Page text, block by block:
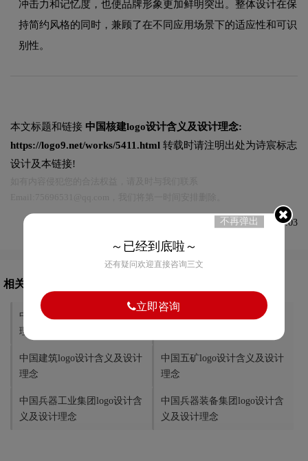
冲击力和记忆度，也使品牌形象更加鲜明突出。整体设计在保
持简约风格的同时，兼顾了在不同应用场景下的适应性和可识
别性。
本文标题和链接 中国核建logo设计含义及设计理念:
https://logo9.net/works/5411.html 转载时请注明出处为诗宸标志
设计及本链接!
发布于2021-08-26 08:54:03
相关文章推荐
中国交建logo设计含义及设计
理念
中核集团logo设计含义及设计
中国建筑logo设计含义及设计
理念
中国五矿logo设计含义及设计
理念
中国兵器工业集团logo设计含
义及设计理念
中国兵器装备集团logo设计含
义及设计理念
不再弹出
～已经到底啦～
还有疑问欢迎直接咨询三文
立即咨询